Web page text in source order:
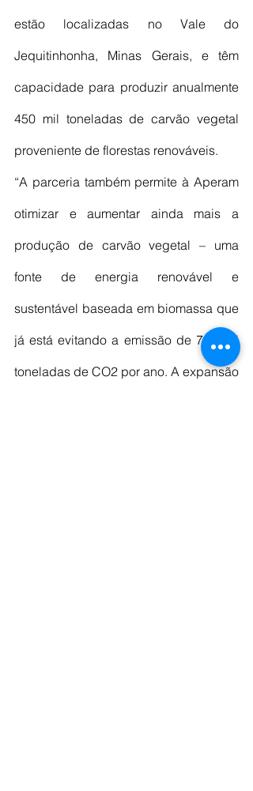
estão localizadas no Vale do
Jequitinhonha, Minas Gerais, e têm
capacidade para produzir anualmente
450 mil toneladas de carvão vegetal
proveniente de florestas renováveis.
“A parceria também permite à Aperam
otimizar e aumentar ainda mais a
produção de carvão vegetal – uma
fonte de energia renovável e
sustentável baseada em biomassa que
já está evitando a emissão de 700 mil
toneladas de CO2 por ano. A expansão